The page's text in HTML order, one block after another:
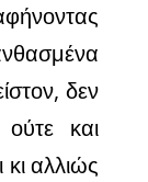
δεν
ούτε και
αλλιώς